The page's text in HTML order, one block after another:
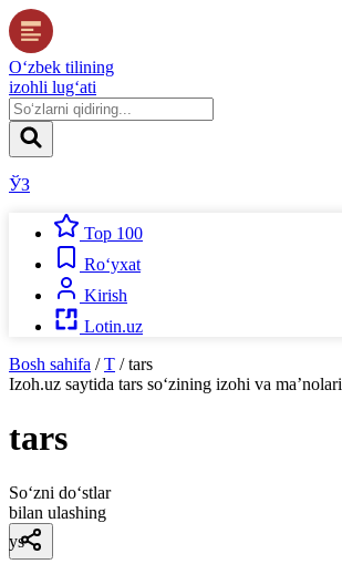
O‘zbek tilining
izohli lug‘ati
ЎЗ
Top 100
Ro‘yxat
Kirish
Lotin.uz
Bosh sahifa / T / tars
Izoh.uz saytida tars so‘zining izohi va ma’nolari
tars
So‘zni do‘stlar
bilan ulashing
ys